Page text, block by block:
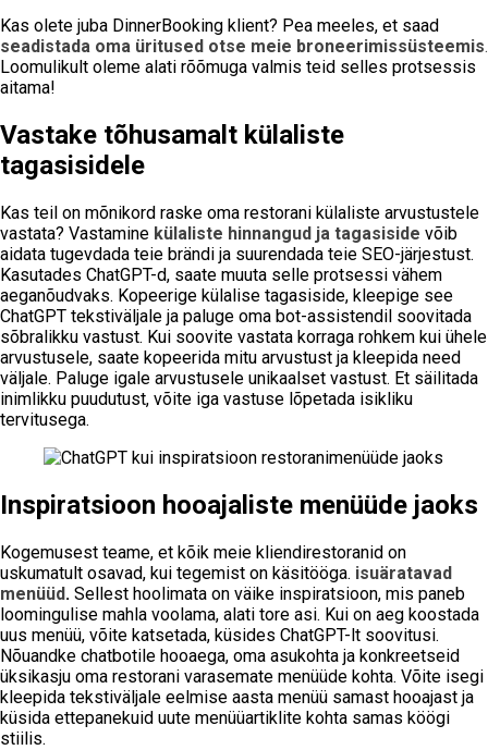
Kas olete juba DinnerBooking klient? Pea meeles, et saad
seadistada oma üritused otse meie broneerimissüsteemis.
Loomulikult oleme alati rõõmuga valmis teid selles protsessis
aitama!
Vastake tõhusamalt külaliste
tagasisidele
Kas teil on mõnikord raske oma restorani külaliste arvustustele
vastata? Vastamine külaliste hinnangud ja tagasiside võib
aidata tugevdada teie brändi ja suurendada teie SEO-järjestust.
Kasutades ChatGPT-d, saate muuta selle protsessi vähem
aeganõudvaks. Kopeerige külalise tagasiside, kleepige see
ChatGPT tekstiväljale ja paluge oma bot-assistendil soovitada
sõbralikku vastust. Kui soovite vastata korraga rohkem kui ühele
arvustusele, saate kopeerida mitu arvustust ja kleepida need
väljale. Paluge igale arvustusele unikaalset vastust. Et säilitada
inimlikku puudutust, võite iga vastuse lõpetada isikliku
tervitusega.
Inspiratsioon hooajaliste menüüde jaoks
Kogemusest teame, et kõik meie kliendirestoranid on
uskumatult osavad, kui tegemist on käsitööga. isuäratavad
menüüd. Sellest hoolimata on väike inspiratsioon, mis paneb
loomingulise mahla voolama, alati tore asi. Kui on aeg koostada
uus menüü, võite katsetada, küsides ChatGPT-lt soovitusi.
Nõuandke chatbotile hooaega, oma asukohta ja konkreetseid
üksikasju oma restorani varasemate menüüde kohta. Võite isegi
kleepida tekstiväljale eelmise aasta menüü samast hooajast ja
küsida ettepanekuid uute menüüartiklite kohta samas köögi
stiilis.